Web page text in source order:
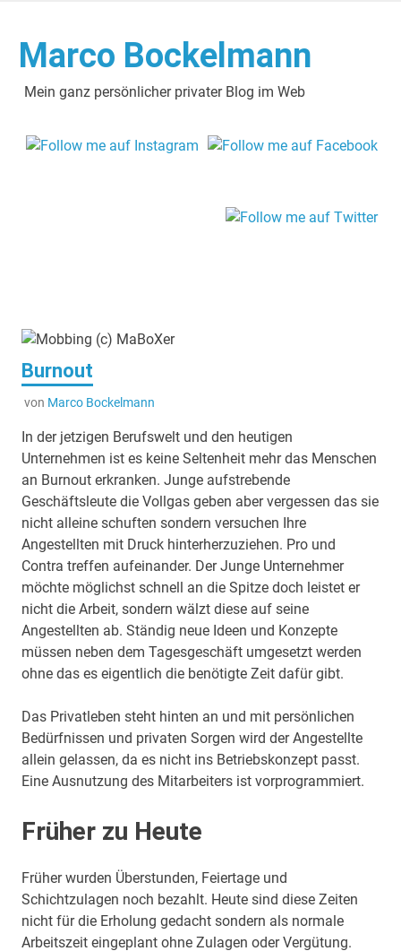
springen
Marco Bockelmann
Mein ganz persönlicher privater Blog im Web
Burnout
von Marco Bockelmann
In der jetzigen Berufswelt und den heutigen
Unternehmen ist es keine Seltenheit mehr das Menschen
an Burnout erkranken. Junge aufstrebende
Geschäftsleute die Vollgas geben aber vergessen das sie
nicht alleine schuften sondern versuchen Ihre
Angestellten mit Druck hinterherzuziehen. Pro und
Contra treffen aufeinander. Der Junge Unternehmer
möchte möglichst schnell an die Spitze doch leistet er
nicht die Arbeit, sondern wälzt diese auf seine
Angestellten ab. Ständig neue Ideen und Konzepte
müssen neben dem Tagesgeschäft umgesetzt werden
ohne das es eigentlich die benötigte Zeit dafür gibt.
Das Privatleben steht hinten an und mit persönlichen
Bedürfnissen und privaten Sorgen wird der Angestellte
allein gelassen, da es nicht ins Betriebskonzept passt.
Eine Ausnutzung des Mitarbeiters ist vorprogrammiert.
Früher zu Heute
Früher wurden Überstunden, Feiertage und
Schichtzulagen noch bezahlt. Heute sind diese Zeiten
nicht für die Erholung gedacht sondern als normale
Arbeitszeit eingeplant ohne Zulagen oder Vergütung.